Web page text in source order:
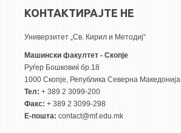
КОНТАКТИРАЈТЕ НЕ
Универзитет „Св. Кирил и Методиј“
Машински факултет - Скопје
Руѓер Бошковиќ бр.18
1000 Скопје, Република Северна Македонија
Тел: + 389 2 3099-200
Факс: + 389 2 3099-298
Е-пошта: contact@mf.edu.mk